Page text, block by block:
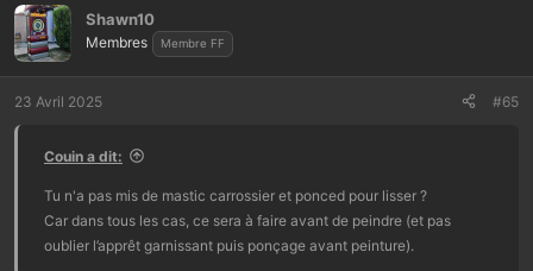
r
é
a
c
t
Shawn10
Membres Membre FF
23 Avril 2025 #65
Couin a dit:
Tu n'a pas mis de mastic carrossier et ponced pour lisser ?
Car dans tous les cas, ce sera à faire avant de peindre (et pas
oublier l’apprêt garnissant puis ponçage avant peinture).